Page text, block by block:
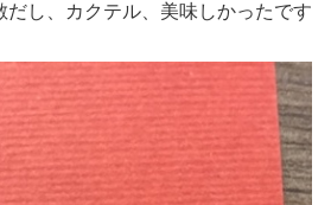
だし、カクテル、美味しかったです